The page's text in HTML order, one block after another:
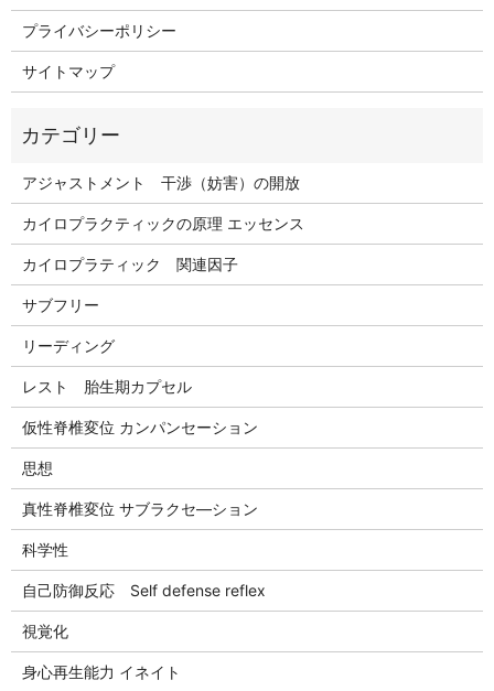
プライバシーポリシー
サイトマップ
アジャストメント 干渉（妨害）の開放
カイロプラクティックの原理 エッセンス
カイロプラティック 関連因子
サブフリー
リーディング
レスト 胎生期カプセル
仮性脊椎変位 カンパンセーション
思想
真性脊椎変位 サブラクセ―ション
科学性
自己防御反応 Self defense reflex
視覚化
身心再生能力 イネイト